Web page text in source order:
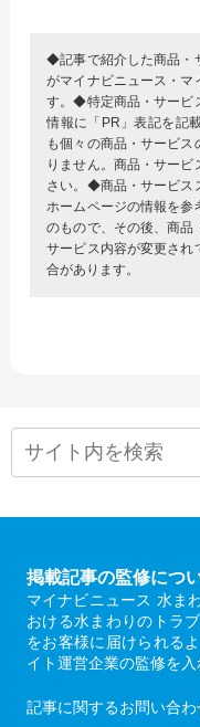
◆記事で紹介した商品・
がマイナビニュース・マ
す。◆特定商品・サービ
情報に「PR」表記を記
も個々の商品・サービ
りません。商品・サー
さい。◆商品・サービス
ホームページの情報を
のもので、その後、商品
サービス内容が変更され
合があります。
掲載記事の監修につ
マイナビニュース 水ま
おける水まわりのトラ
をお客様に届けられる
イト運営企業の監修を入
記事に関するお問い合わ